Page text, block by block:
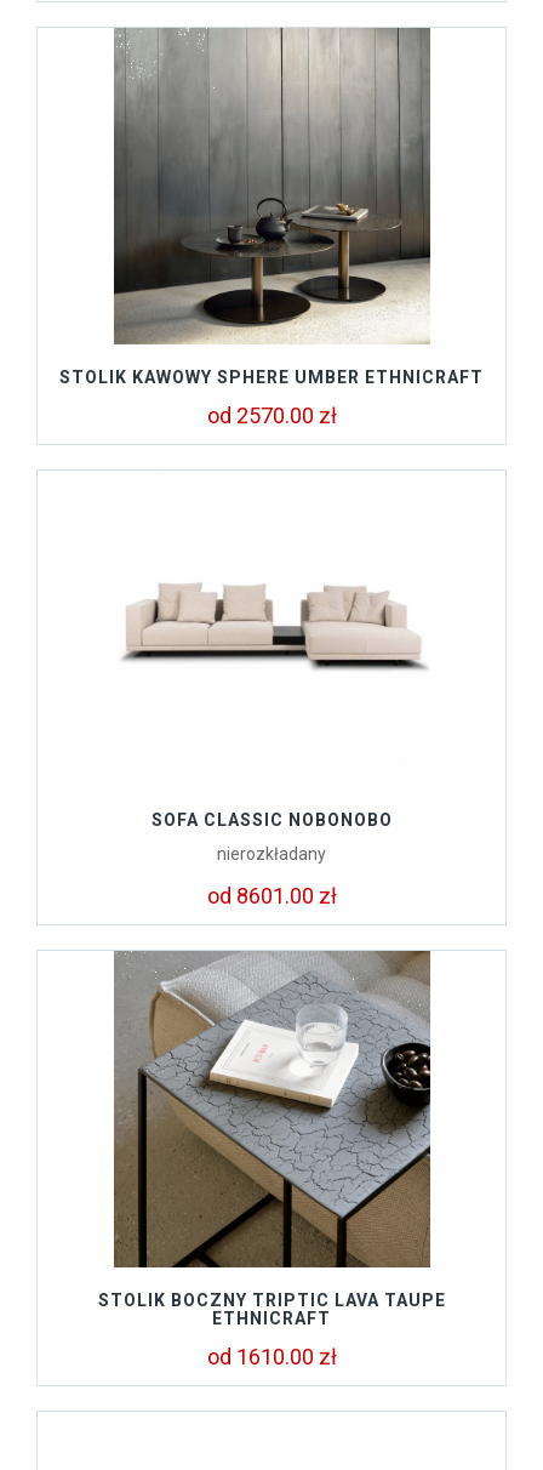
STOLIK KAWOWY SPHERE UMBER ETHNICRAFT
od 2570.00 zł
SOFA CLASSIC NOBONOBO
nierozkładany
od 8601.00 zł
STOLIK BOCZNY TRIPTIC LAVA TAUPE
ETHNICRAFT
od 1610.00 zł